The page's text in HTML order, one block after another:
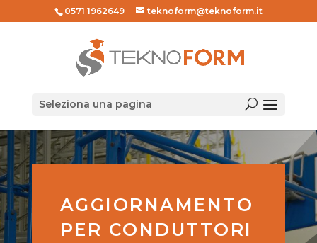
0571 1962649 teknoform@teknoform.it
Seleziona una pagina
AGGIORNAMENTO
PER CONDUTTORI